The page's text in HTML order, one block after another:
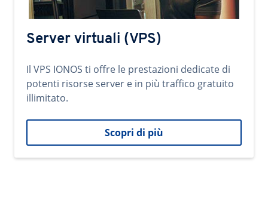
Server virtuali (VPS)
Il VPS IONOS ti offre le prestazioni dedicate di
potenti risorse server e in più traffico gratuito
illimitato.
Scopri di più